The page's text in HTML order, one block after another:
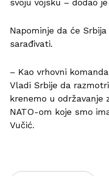
svoju vojsku – dodao je
Napominje da će
sarađivati.
– Kao vrhovni
Vladi Srbije da
krenemo u održavanje
NATO-om koje smo
Vučić.